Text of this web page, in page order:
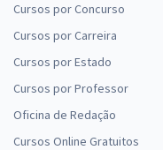
Cursos por Concurso
Cursos por Carreira
Cursos por Estado
Cursos por Professor
Oficina de Redação
Cursos Online Gratuitos